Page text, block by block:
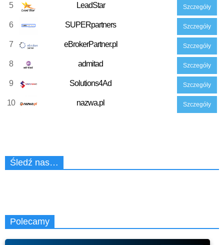
5 LeadStar Szczegóły
6 SUPERpartners Szczegóły
7 eBrokerPartner.pl Szczegóły
8 admitad Szczegóły
9 Solutions4Ad Szczegóły
10 nazwa.pl Szczegóły
Śledź nas…
Polecamy